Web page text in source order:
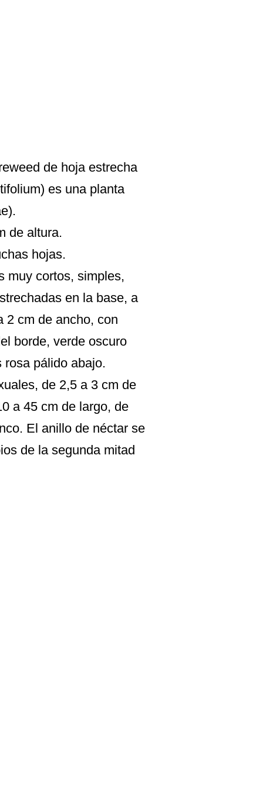
de hoja estrecha
es una planta
de altura.
hojas.
muy cortos, simples,
en la base, a
2 cm de ancho, con
borde, verde oscuro
rosa pálido abajo.
de 2,5 a 3 cm de
a 45 cm de largo, de
El anillo de néctar se
de la segunda mitad